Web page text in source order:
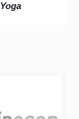
Yoga